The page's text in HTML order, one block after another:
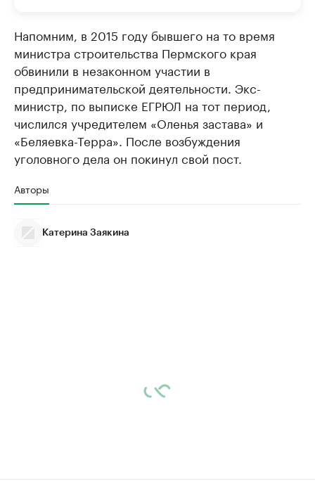
Напомним, в 2015 году бывшего на то время
министра строительства Пермского края
обвинили в незаконном участии в
предпринимательской деятельности. Экс-
министр, по выписке ЕГРЮЛ на тот период,
числился учредителем «Оленья застава» и
«Беляевка-Терра». После возбуждения
уголовного дела он покинул свой пост.
Авторы
Катерина Заякина